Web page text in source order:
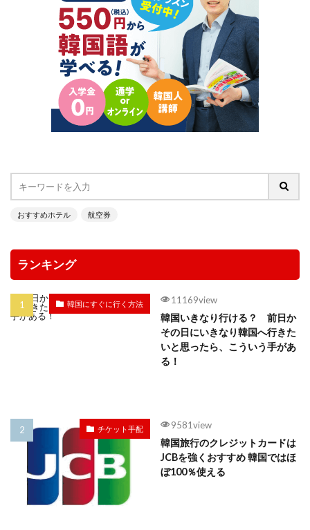
おすすめホテル 航空券
ランキング
韓国にすぐに行く方法 11169view
韓国いきなり行ける？ 前日か
その日にいきなり韓国へ行きた
いと思ったら、こういう手があ
る！
チケット手配 9581view
韓国旅行のクレジットカードは
JCBを強くおすすめ 韓国ではほ
ぼ100％使える